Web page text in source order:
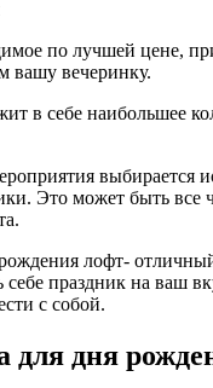
по лучшей цене,
вашу вечеринку.
в себе наибольшее
выбирается
Это может быть все
лофт-
праздник на ваш
с собой.
для дня